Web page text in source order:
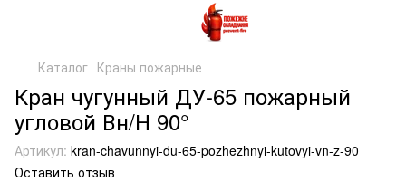
Каталог Краны пожарные
Кран чугунный ДУ-65 пожарный
угловой Вн/Н 90°
Артикул: kran-chavunnyi-du-65-pozhezhnyi-kutovyi-vn-z-90
Оставить отзыв